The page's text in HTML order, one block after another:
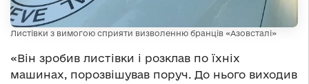
Листівки з вимогою сприяти визволенню бранців «Азовсталі»
«Він зробив листівки і розклав по їхніх
машинах, порозвішував поруч. До нього виходив